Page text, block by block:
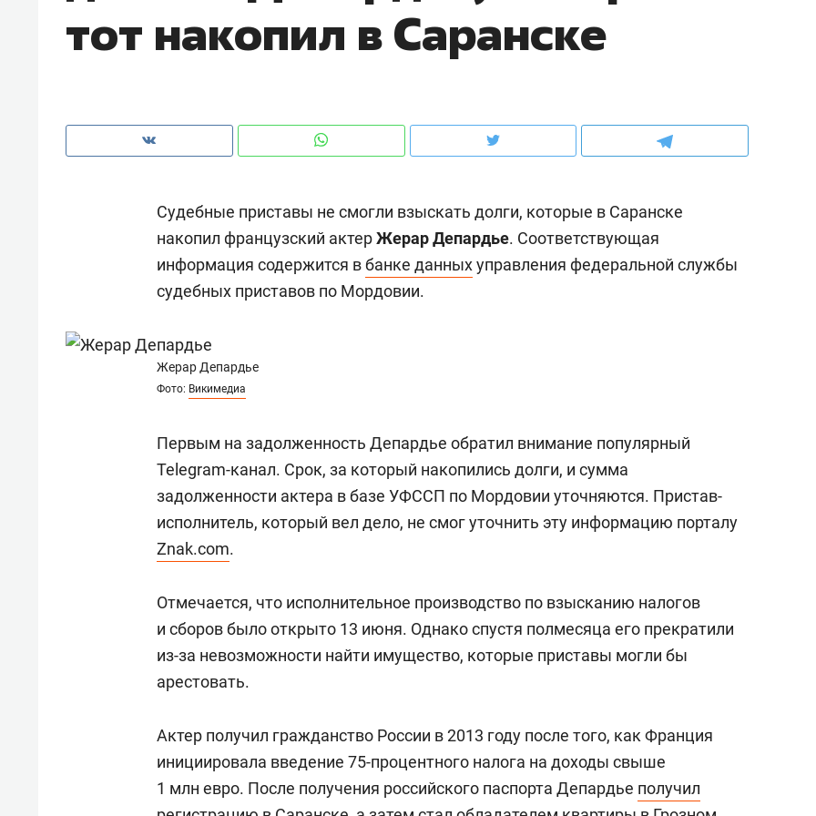
тот накопил в Саранске
Судебные приставы не смогли взыскать долги, которые в Саранске
накопил французский актерЖерар Депардье. Соответствующая
информация содержится вбанке данныхуправления федеральной службы
судебных приставов по Мордовии.
Жерар Депардье
Фото: Викимедиа
Первым на задолженность Депардье обратил внимание популярный
Telegram-канал. Срок, за который накопились долги, и сумма
задолженности актера в базе УФССП по Мордовии уточняются. Пристав-
исполнитель, который вел дело, не смог уточнить эту информацию порталу
Znak.com.
Отмечается, что исполнительное производство по взысканию налогов
и сборов было открыто 13 июня. Однако спустя полмесяца его прекратили
из-за невозможности найти имущество, которые приставы могли бы
арестовать.
Актер получил гражданство России в 2013 году после того, как Франция
инициировала введение 75-процентного налога на доходы свыше
1 млн евро. После получения российского паспорта Депардье получил
рынки, почему надо знать аксакалов и
чем интересен Оман?
клиентах и чудных запросах мастеров
Падел, фитнес, танцы и даже
ниндзя-зал: как ТРЦ «Франт»
стал Меккой для любителей
стрессом»